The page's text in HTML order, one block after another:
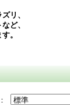
リ、
ど、
。